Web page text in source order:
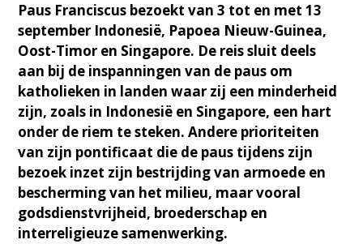
Paus Franciscus bezoekt van 3 tot en met 13
september Indonesië, Papoea Nieuw-Guinea,
Oost-Timor en Singapore. De reis sluit deels
aan bij de inspanningen van de paus om
katholieken in landen waar zij een minderheid
zijn, zoals in Indonesië en Singapore, een hart
onder de riem te steken. Andere prioriteiten
van zijn pontificaat die de paus tijdens zijn
bezoek inzet zijn bestrijding van armoede en
bescherming van het milieu, maar vooral
godsdienstvrijheid, broederschap en
interreligieuze samenwerking.